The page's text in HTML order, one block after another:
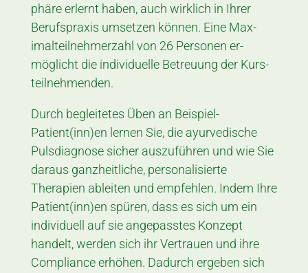
phäre erlernt haben, auch wirklich in Ihrer
Berufs­praxis umsetzen können. Eine Max­
imal­­teilnehmer­zahl von 26 Perso­nen er­
möglicht die individuelle Betreu­ung der Kurs­­
teil­nehmenden.
Durch begleitetes Üben an Beispiel-
Patient(inn)en lernen Sie, die ayur­vedi­sche
Puls­diagnose sicher aus­zu­führen und wie Sie
daraus ganz­heitliche, perso­nali­sierte
Therapien ableiten und empfehlen. Indem Ihre
Patient(inn)en spüren, dass es sich um ein
individuell auf sie angepasstes Konzept
handelt, werden sich ihr Vertrauen und ihre
Compliance erhöhen. Dadurch ergeben sich